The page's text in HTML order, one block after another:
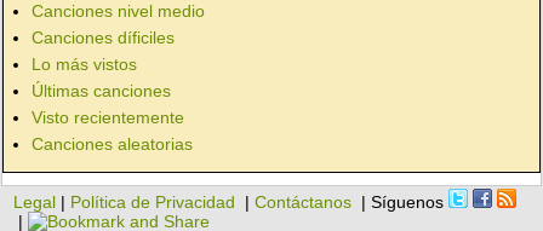
Canciones nivel medio
Canciones díficiles
Lo más vistos
Últimas canciones
Visto recientemente
Canciones aleatorias
Legal | Política de Privacidad |Contáctanos | Síguenos
|